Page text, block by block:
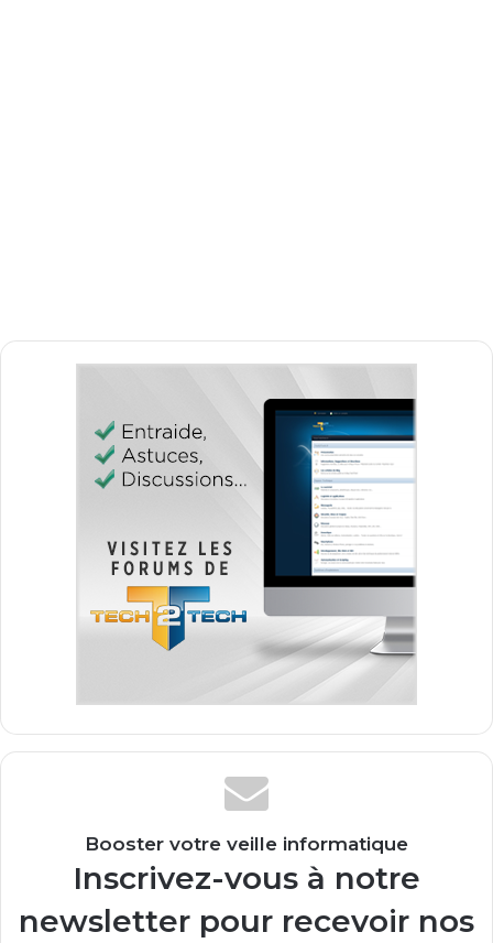
Booster votre veille informatique
Inscrivez-vous à notre
newsletter pour recevoir nos